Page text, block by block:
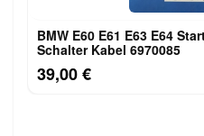
BMW E60 E61 E63 E64 Starter Kabelsatz Start Stop
Schalter Kabel 6970085
39,00 €